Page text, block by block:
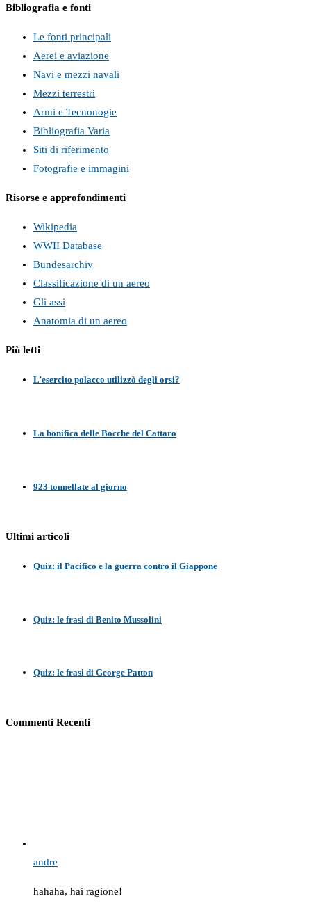
Bibliografia e fonti
Le fonti principali
Aerei e aviazione
Navi e mezzi navali
Mezzi terrestri
Armi e Tecnonogie
Bibliografia Varia
Siti di riferimento
Fotografie e immagini
Risorse e approfondimenti
Wikipedia
WWII Database
Bundesarchiv
Classificazione di un aereo
Gli assi
Anatomia di un aereo
Più letti
L’esercito polacco utilizzò degli orsi?
La bonifica delle Bocche del Cattaro
923 tonnellate al giorno
Ultimi articoli
Quiz: il Pacifico e la guerra contro il Giappone
Quiz: le frasi di Benito Mussolini
Quiz: le frasi di George Patton
Commenti Recenti
andre
hahaha, hai ragione!